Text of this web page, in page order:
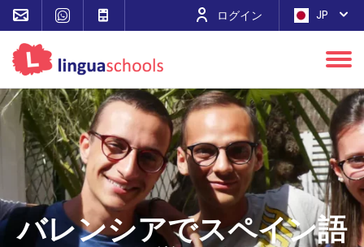
ログイン JP
バレンシアでスペイン語